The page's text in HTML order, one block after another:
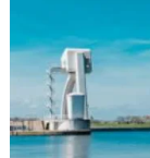
Elaboração de
Elaboração de
Empresa de